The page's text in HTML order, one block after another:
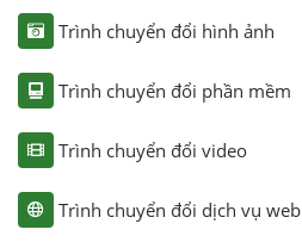
Trình chuyển đổi hình ảnh
Trình chuyển đổi phần mềm
Trình chuyển đổi video
Trình chuyển đổi dịch vụ web